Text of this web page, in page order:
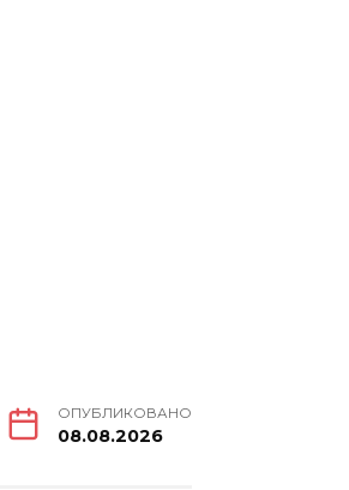
ОПУБЛИКОВАНО
08.08.2026